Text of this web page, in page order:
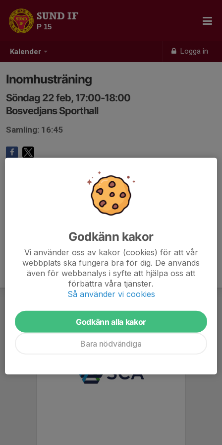
Kalender Logga in
SUND IF
P 15
Inomhusträning
Söndag 22 feb, 17:00-18:00
Bosvedjans Sporthall
Samling: 16:45
Godkänn kakor
Vi använder oss av kakor (cookies) för att vår
webbplats ska fungera bra för dig. De används
även för webbanalys i syfte att hjälpa oss att
förbättra våra tjänster.
Så använder vi cookies
Godkänn alla kakor
Bara nödvändiga